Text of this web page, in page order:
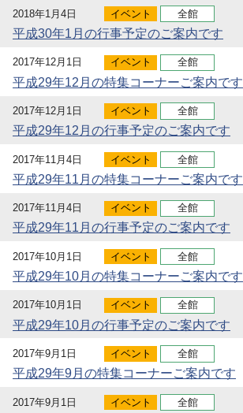
2018年1月4日 イベント 全館
平成30年1月の行事予定のご案内です
2017年12月1日 イベント 全館
平成29年12月の特集コーナーご案内です
2017年12月1日 イベント 全館
平成29年12月の行事予定のご案内です
2017年11月4日 イベント 全館
平成29年11月の特集コーナーご案内です
2017年11月4日 イベント 全館
平成29年11月の行事予定のご案内です
2017年10月1日 イベント 全館
平成29年10月の特集コーナーご案内です
2017年10月1日 イベント 全館
平成29年10月の行事予定のご案内です
2017年9月1日 イベント 全館
平成29年9月の特集コーナーご案内です
2017年9月1日 イベント 全館